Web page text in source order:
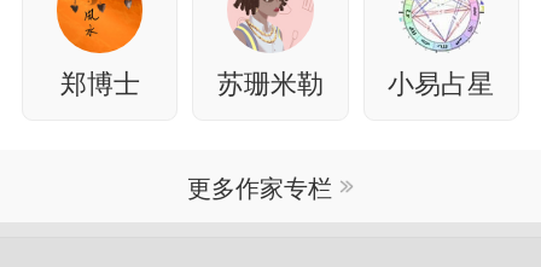
郑博士 苏珊米勒 小易占星
更多作家专栏